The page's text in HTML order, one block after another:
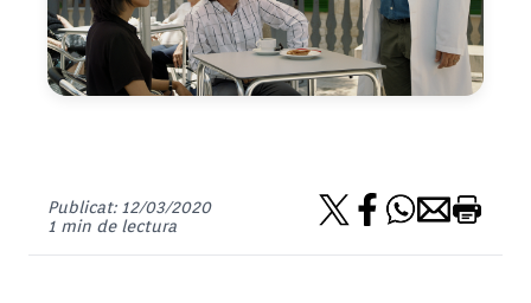
Publicat: 12/03/2020
1 min de lectura